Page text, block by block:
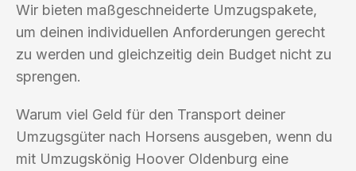
Wir bieten maßgeschneiderte Umzugspakete,
um deinen individuellen Anforderungen gerecht
zu werden und gleichzeitig dein Budget nicht zu
sprengen.
Warum viel Geld für den Transport deiner
Umzugsgüter nach Horsens ausgeben, wenn du
mit Umzugskönig Hoover Oldenburg eine